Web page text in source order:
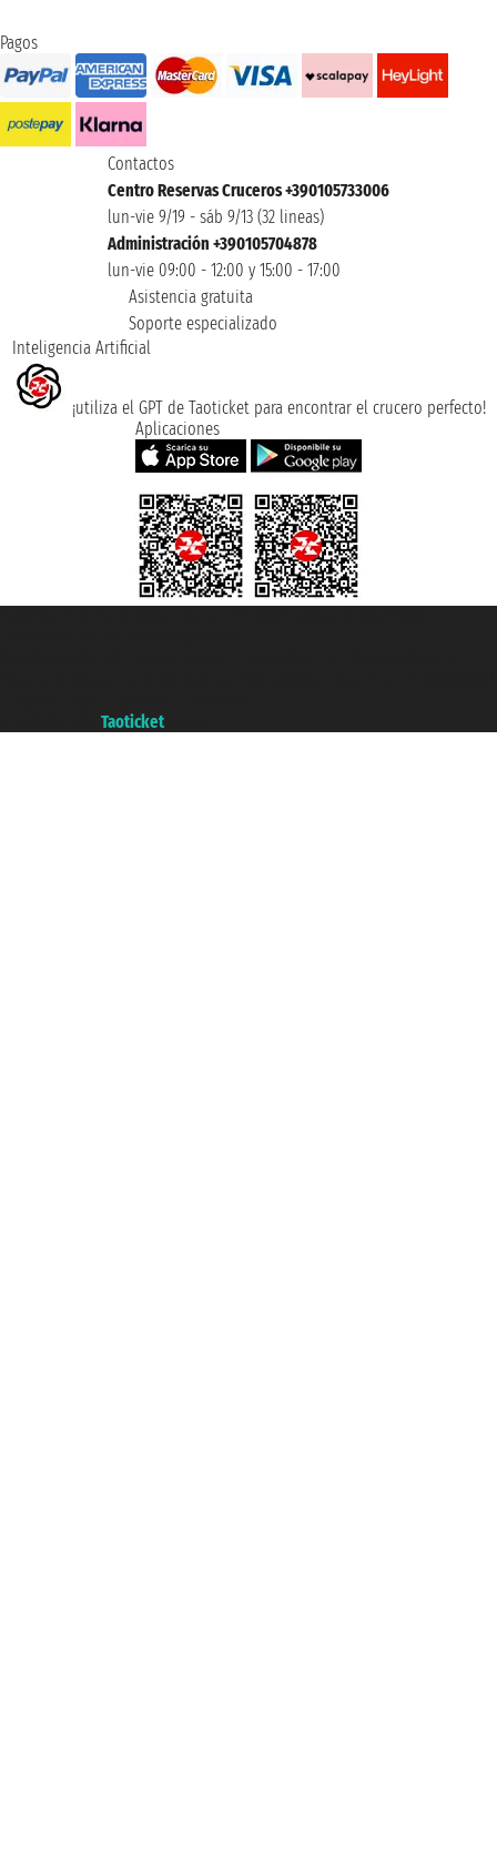
Pagos
Contactos
Centro Reservas Cruceros +390105733006
lun-vie 9/19 - sáb 9/13 (32 lineas)
Administración +390105704878
lun-vie 09:00 - 12:00 y 15:00 - 17:00
Asistencia gratuita
Soporte especializado
Inteligencia Artificial
¡utiliza el GPT de Taoticket para encontrar el crucero perfecto!
Aplicaciones
Taoticket